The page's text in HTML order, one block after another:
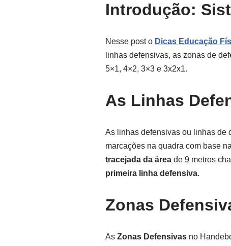
Introdução:
Nesse post o Dicas Educação
linhas defensivas, as zonas de
5×1, 4×2, 3×3 e 3x2x1.
As Linhas
As linhas defensivas ou linhas de
marcações na quadra com base
tracejada da área de 9 metros
primeira linha defensiva.
Zonas
As Zonas Defensivas no